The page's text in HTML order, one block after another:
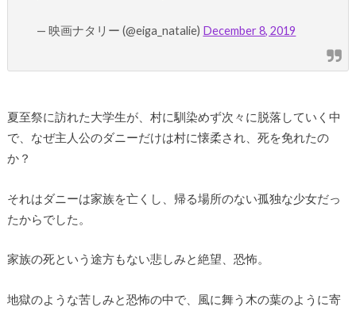
— 映画ナタリー (@eiga_natalie) December 8, 2019
夏至祭に訪れた大学生が、村に馴染めず次々に脱落していく中
で、なぜ主人公のダニーだけは村に懐柔され、死を免れたの
か？
それはダニーは家族を亡くし、帰る場所のない孤独な少女だっ
たからでした。
家族の死という途方もない悲しみと絶望、恐怖。
地獄のような苦しみと恐怖の中で、風に舞う木の葉のように寄